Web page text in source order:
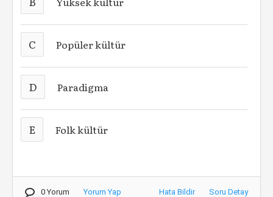
C Popüler kültür
D Paradigma
E Folk kültür
0 Yorum Yorum Yap Hata Bildir Soru Detay